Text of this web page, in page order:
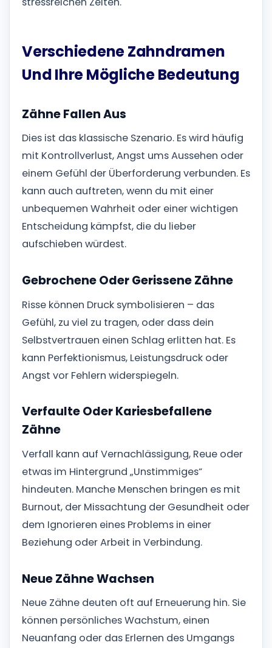
Verschiedene Zahndramen
Und Ihre Mögliche Bedeutung
Zähne Fallen Aus
Dies ist das klassische Szenario. Es wird häufig
mit Kontrollverlust, Angst ums Aussehen oder
einem Gefühl der Überforderung verbunden. Es
kann auch auftreten, wenn du mit einer
unbequemen Wahrheit oder einer wichtigen
Entscheidung kämpfst, die du lieber
aufschieben würdest.
Gebrochene Oder Gerissene Zähne
Risse können Druck symbolisieren – das
Gefühl, zu viel zu tragen, oder dass dein
Selbstvertrauen einen Schlag erlitten hat. Es
kann Perfektionismus, Leistungsdruck oder
Angst vor Fehlern widerspiegeln.
Verfaulte Oder Kariesbefallene
Zähne
Verfall kann auf Vernachlässigung, Reue oder
etwas im Hintergrund „Unstimmiges“
hindeuten. Manche Menschen bringen es mit
Burnout, der Missachtung der Gesundheit oder
dem Ignorieren eines Problems in einer
Beziehung oder Arbeit in Verbindung.
Neue Zähne Wachsen
Neue Zähne deuten oft auf Erneuerung hin. Sie
können persönliches Wachstum, einen
Neuanfang oder das Erlernen des Umgangs